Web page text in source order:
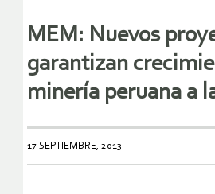
MEM: Nuevos
garantizan
minería peruana a
17 SEPTIEMBRE, 2013